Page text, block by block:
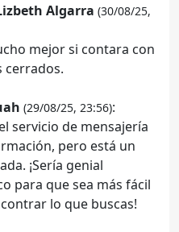
Algarra (30/08/25,
mejor si contara con
cerrados.
(29/08/25, 23:56):
servicio de mensajería
pero está un
¡Sería genial
para que sea más fácil
lo que buscas!